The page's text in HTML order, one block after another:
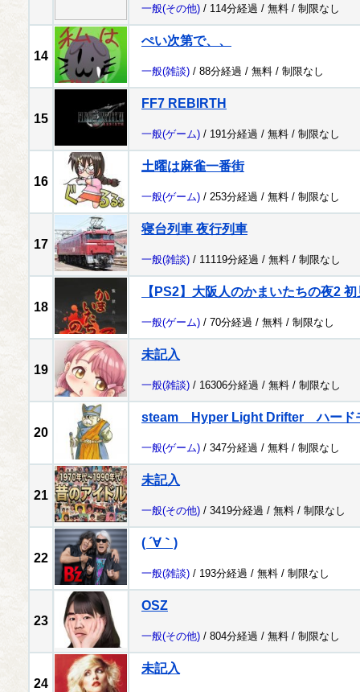
一般(その他) / 114分経過 / 無料 / 制限なし
14
ぺい次第で、、
一般(雑談) / 88分経過 / 無料 / 制限なし
15
FF7 REBIRTH
一般(ゲーム) / 191分経過 / 無料 / 制限なし
16
土曜は麻雀一番街
一般(ゲーム) / 253分経過 / 無料 / 制限なし
17
寝台列車 夜行列車
一般(雑談) / 11119分経過 / 無料 / 制限なし
18
【PS2】大阪人のかまいたちの夜2 初
一般(ゲーム) / 70分経過 / 無料 / 制限なし
19
未記入
一般(雑談) / 16306分経過 / 無料 / 制限なし
20
steam Hyper Light Drifter ハード
一般(ゲーム) / 347分経過 / 無料 / 制限なし
21
未記入
一般(その他) / 3419分経過 / 無料 / 制限なし
22
( ´∀｀)
一般(雑談) / 193分経過 / 無料 / 制限なし
23
OSZ
一般(その他) / 804分経過 / 無料 / 制限なし
24
未記入